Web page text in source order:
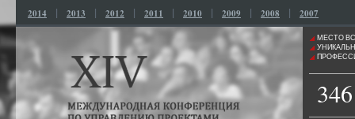
2014 | 2013 | 2012 | 2011 | 2010 | 2009 | 2008 | 2007
МЕСТО
346